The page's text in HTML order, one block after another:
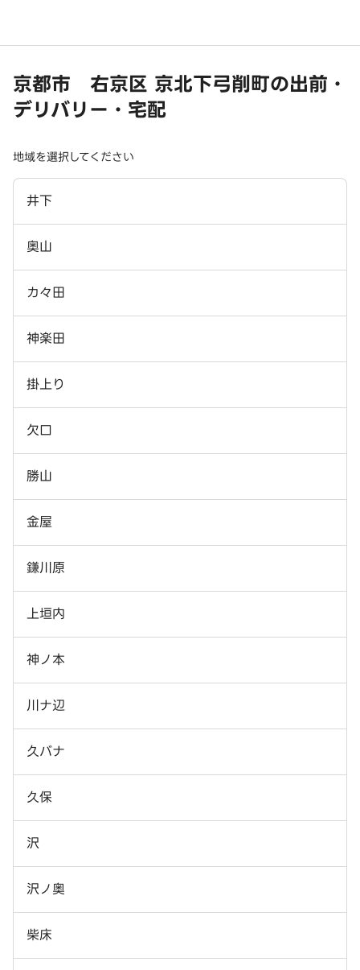
京都市 右京区 京北下弓削町の出前・
デリバリー・宅配
地域を選択してください
井下
奥山
カ々田
神楽田
掛上り
欠口
勝山
金屋
鎌川原
上垣内
神ノ本
川ナ辺
久バナ
久保
沢
沢ノ奥
柴床